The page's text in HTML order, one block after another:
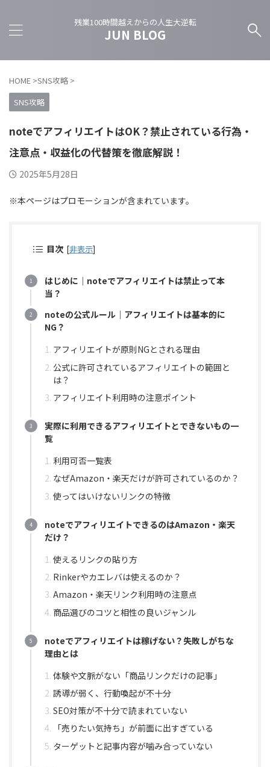
残業100時間越えからの人生大逆転
JUN BLOG
HOME >SNS攻略 >
SNS攻略
noteでアフィリエイトはOK？禁止されている行為・
注意点・収益化の代替策を徹底解説！
2025年5月28日
※本ページはプロモーションが含まれています。
目次 [非表示]
はじめに｜noteでアフィリエイトは禁止って本
当？
noteの公式ルール｜アフィリエイトは基本的に
NG？
アフィリエイトが原則NGとされる理由
公式に許可されているアフィリエイトの範囲と
は？
アフィリエイト利用時の注意ポイント
実際に利用できるアフィリエイトとできないもの一
覧
利用可否一覧表
なぜAmazon・楽天だけが許可されているのか？
使ってはいけないリンクの特徴
noteでアフィリエイトできるのはAmazon・楽天
だけ？
使えるリンクの貼り方
Rinkerやカエレバは使えるのか？
Amazon・楽天リンク利用時の注意点
商品選びのコツと相性の良いジャンル
noteでアフィリエイトは稼げない？失敗しがちな
理由とは
体験や文脈がない「商品リンクだけの記事」
誘導が弱く、行動喚起が不十分
SEO対策が不十分で読まれていない
「売りたい気持ち」が前面に出すぎている
ターゲットと記事内容が噛み合っていない